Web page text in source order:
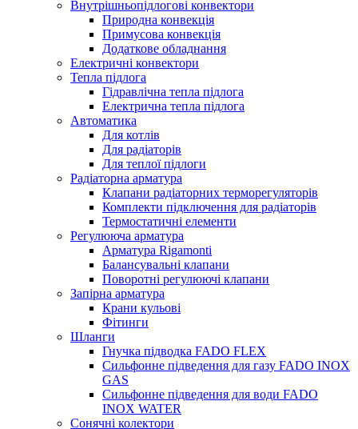
Внутрішньопідлогові конвектори
Природна конвекція
Примусова конвекція
Додаткове обладнання
Електричні конвектори
Тепла підлога
Гідравлічна тепла підлога
Електрична тепла підлога
Автоматика
Для котлів
Для радіаторів
Для теплої підлоги
Радіаторна арматура
Клапани радіаторних терморегуляторів
Комплекти підключення для радіаторів
Термостатичні елементи
Регулююча арматура
Арматура Rigamonti
Балансувальні клапани
Поворотні регулюючі клапани
Запірна арматура
Крани кульові
Фітинги
Шланги
Гнучка підводка FADO FLEX
Сильфонне підведення для газу FADO INOX
GAS
Сильфонне підведення для води FADO
INOX WATER
Сонячні колектори